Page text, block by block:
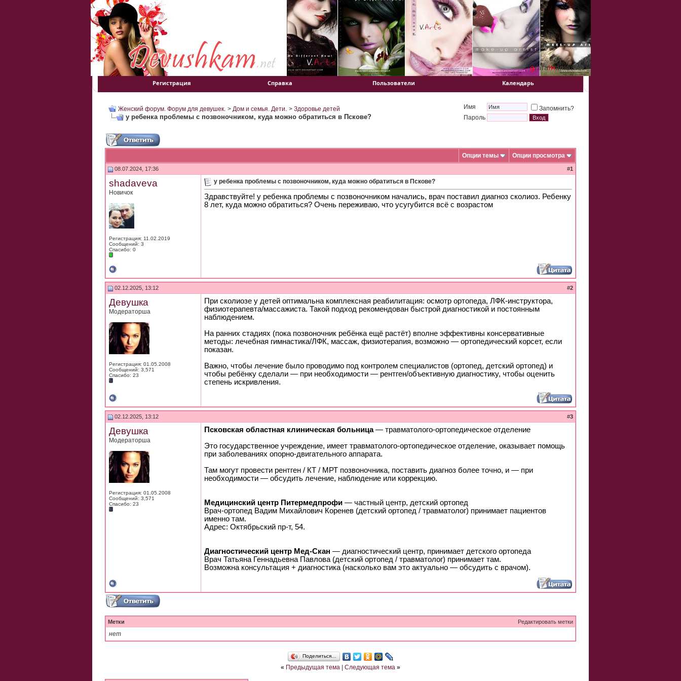
Регистрация Справка Пользователи Календарь
Женский форум. Форум для девушек. > Дом и семья. Дети. > Здоровье детей
у ребенка проблемы с позвоночником, куда можно обратиться в Пскове?
Имя
Запомнить?
Пароль
Опции темы Опции просмотра
08.07.2024, 17:36 #1
shadaveva
Новичок
Регистрация: 11.02.2019
Сообщений: 3
Спасибо: 0
у ребенка проблемы с позвоночником, куда можно обратиться в Пскове?
Здравствуйте! у ребенка проблемы с позвоночником начались, врач поставил диагноз сколиоз. Ребенку
8 лет, куда можно обратиться? Очень переживаю, что усугубится всё с возрастом
02.12.2025, 13:12 #2
Девушка
Модераторша
Регистрация: 01.05.2008
Сообщений: 3,571
Спасибо: 23
При сколиозе у детей оптимальна комплексная реабилитация: осмотр ортопеда, ЛФК-инструктора,
физиотерапевта/массажиста. Такой подход рекомендован быстрой диагностикой и постоянным
наблюдением.
На ранних стадиях (пока позвоночник ребёнка ещё растёт) вполне эффективны консервативные
методы: лечебная гимнастика/ЛФК, массаж, физиотерапия, возможно — ортопедический корсет, если
показан.
Важно, чтобы лечение было проводимо под контролем специалистов (ортопед, детский ортопед) и
чтобы ребёнку сделали — при необходимости — рентген/объективную диагностику, чтобы оценить
степень искривления.
02.12.2025, 13:12 #3
Девушка
Модераторша
Регистрация: 01.05.2008
Сообщений: 3,571
Спасибо: 23
Псковская областная клиническая больница— травматолого-ортопедическое отделение
Это государственное учреждение, имеет травматолого-ортопедическое отделение, оказывает помощь
при заболеваниях опорно-двигательного аппарата.
Там могут провести рентген / КТ / МРТ позвоночника, поставить диагноз более точно, и — при
необходимости — обсудить лечение, наблюдение или коррекцию.
Медицинский центр Питермедпрофи — частный центр, детский ортопед
Врач-ортопед Вадим Михайлович Коренев (детский ортопед / травматолог) принимает пациентов
именно там.
Адрес: Октябрьский пр-т, 54.
Диагностический центр Мед‑Скан — диагностический центр, принимает детского ортопеда
Врач Татьяна Геннадьевна Павлова (детский ортопед / травматолог) принимает там.
Возможна консультация + диагностика (насколько вам это актуально — обсудить с врачом).
Редактировать метки
Метки
нет
Поделиться…
« Предыдущая тема Следующая тема »